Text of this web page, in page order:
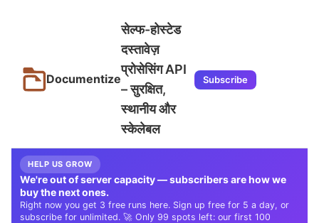
Documentize
सेल्फ-होस्टेड
दस्तावेज़
प्रोसेसिंग API
– सुरक्षित,
स्थानीय और
स्केलेबल
Subscribe
HELP US GROW
We're out of server capacity — subscribers are how we
buy the next ones.
Right now you get 3 free runs here. Sign up free for 5 a day, or
subscribe for unlimited. 🚀 Only 99 spots left: our first 100